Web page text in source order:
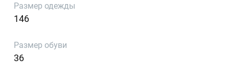
Размер одежды
146
Размер обуви
36